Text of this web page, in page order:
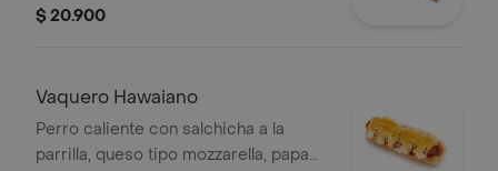
picada, salsa blanca, salsa de tomate
$ 20.900
Vaquero Hawaiano
Perro caliente con salchicha a la
parrilla, queso tipo mozzarella, papa